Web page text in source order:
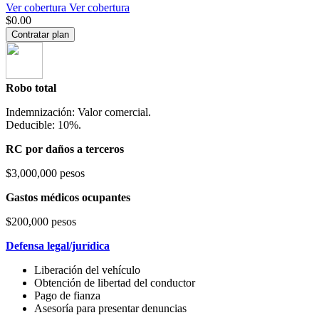
Ver cobertura Ver cobertura
$0.00
Contratar plan
Robo total
Indemnización: Valor comercial.
Deducible: 10%.
RC por daños a terceros
$3,000,000 pesos
Gastos médicos ocupantes
$200,000 pesos
Defensa legal/jurídica
Liberación del vehículo
Obtención de libertad del conductor
Pago de fianza
Asesoría para presentar denuncias